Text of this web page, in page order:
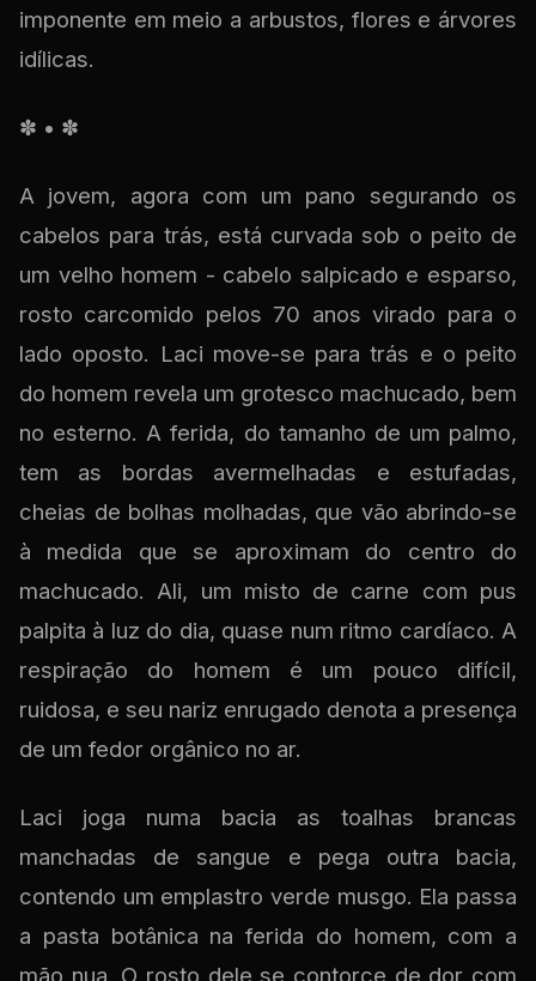
imponente em meio a arbustos, flores e árvores
idílicas.
✽ • ✽
A jovem, agora com um pano segurando os
cabelos para trás, está curvada sob o peito de
um velho homem - cabelo salpicado e esparso,
rosto carcomido pelos 70 anos virado para o
lado oposto. Laci move-se para trás e o peito
do homem revela um grotesco machucado, bem
no esterno. A ferida, do tamanho de um palmo,
tem as bordas avermelhadas e estufadas,
cheias de bolhas molhadas, que vão abrindo-se
à medida que se aproximam do centro do
machucado. Ali, um misto de carne com pus
palpita à luz do dia, quase num ritmo cardíaco. A
respiração do homem é um pouco difícil,
ruidosa, e seu nariz enrugado denota a presença
de um fedor orgânico no ar.
Laci joga numa bacia as toalhas brancas
manchadas de sangue e pega outra bacia,
contendo um emplastro verde musgo. Ela passa
a pasta botânica na ferida do homem, com a
mão nua. O rosto dele se contorce de dor com